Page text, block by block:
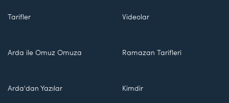
Tarifler Videolar
Arda ile Omuz Omuza Ramazan Tarifleri
Arda'dan Yazılar Kimdir